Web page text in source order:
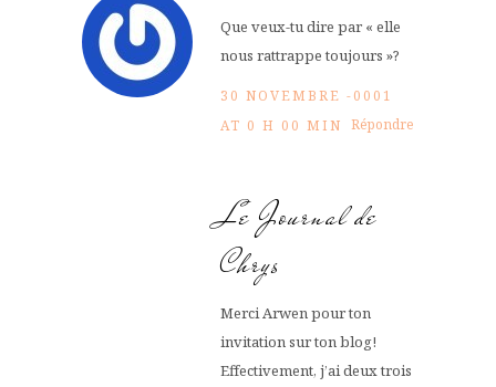
Que veux-tu dire par « elle
nous rattrappe toujours »?
30 NOVEMBRE -0001
AT 0 H 00 MIN Répondre
Le Journal de
Chrys
Merci Arwen pour ton
invitation sur ton blog!
Effectivement, j’ai deux trois